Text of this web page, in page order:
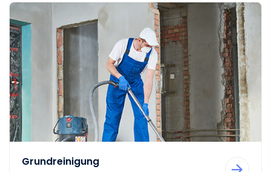
Grundreinigung